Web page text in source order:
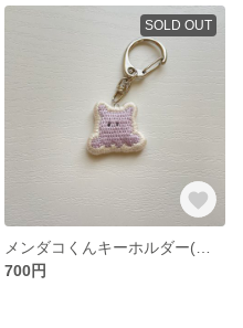
SOLD OUT
700円